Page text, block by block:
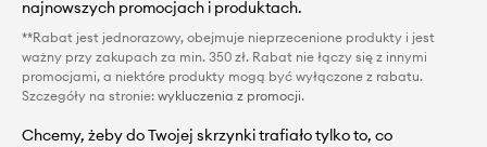
najnowszych promocjach i produktach.
**Rabat jest jednorazowy, obejmuje nieprzecenione produkty i jest
ważny przy zakupach za min. 350 zł. Rabat nie łączy się z innymi
promocjami, a niektóre produkty mogą być wyłączone z rabatu.
Szczegóły na stronie: wykluczenia z promocji.
Chcemy, żeby do Twojej skrzynki trafiało tylko to, co